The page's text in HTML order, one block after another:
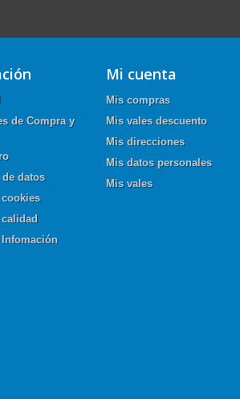
de Compra y
datos
Mi cuenta
Mis compras
Mis vales descuento
Mis direcciones
Mis datos personales
Mis vales